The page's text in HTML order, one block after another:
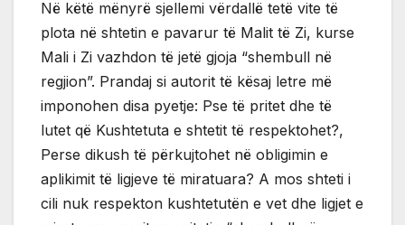
Në këtë mënyrë sjellemi vërdallë tetë vite të
plota në shtetin e pavarur të Malit të Zi, kurse
Mali i Zi vazhdon të jetë gjoja “shembull në
regjion”. Prandaj si autorit të kësaj letre më
imponohen disa pyetje: Pse të pritet dhe të
lutet që Kushtetuta e shtetit të respektohet?,
Perse dikush të përkujtohet në obligimin e
aplikimit të ligjeve të miratuara? A mos shteti i
cili nuk respekton kushtetutën e vet dhe ligjet e